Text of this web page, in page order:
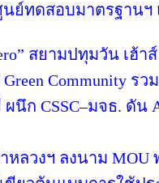
ย์ทดสอบมาตรฐานฯ
สยามปทุมวัน เฮ้าส์
Community ร
นึก CSSC–มจธ. ดัน
ลวงฯ ลงนาม MOU